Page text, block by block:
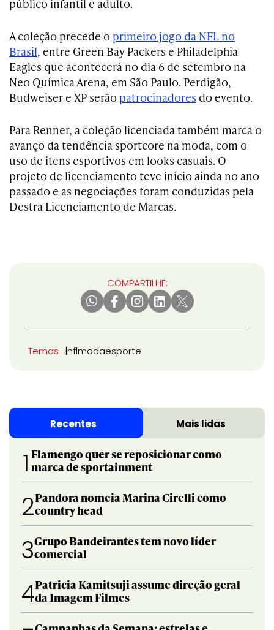
público infantil e adulto.
A coleção precede o primeiro jogo da NFL no
Brasil, entre Green Bay Packers e Philadelphia
Eagles que acontecerá no dia 6 de setembro na
Neo Química Arena, em São Paulo. Perdigão,
Budweiser e XP serão patrocinadores do evento.
Para Renner, a coleção licenciada também marca o
avanço da tendência sportcore na moda, com o
uso de itens esportivos em looks casuais. O
projeto de licenciamento teve início ainda no ano
passado e as negociações foram conduzidas pela
Destra Licenciamento de Marcas.
COMPARTILHE:
Temas nflmodaesporte
Recentes Mais lidas
1 Flamengo quer se reposicionar como
marca de sportainment
2Pandora nomeia Marina Cirelli como
country head
3Grupo Bandeirantes tem novo líder
comercial
4Patricia Kamitsuji assume direção geral
da Imagem Filmes